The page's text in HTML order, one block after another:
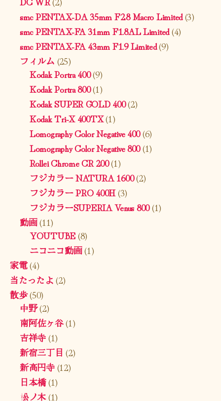
smc PENTAX-DA 35mm F2.8 Macro Limited(3)
smc PENTAX-FA 31mm F1.8AL Limited(4)
smc PENTAX-FA 43mm F1.9 Limited(9)
フィルム (25)
Kodak Portra 400(9)
Kodak Portra 800(1)
Kodak SUPER GOLD 400(2)
Kodak Tri-X 400TX(1)
Lomography Color Negative 400(6)
Lomography Color Negative 800(1)
Rollei Chrome CR 200(1)
フジカラー NATURA 1600(2)
フジカラー PRO 400H(3)
フジカラーSUPERIA Venus 800(1)
動画(11)
YOUTUBE(8)
ニコニコ動画(1)
家電(4)
当たったよ(2)
散歩(50)
中野(2)
南阿佐ヶ谷(1)
吉祥寺(1)
新宿三丁目 (2)
新高円寺(12)
日本橋(1)
松ノ木(1)